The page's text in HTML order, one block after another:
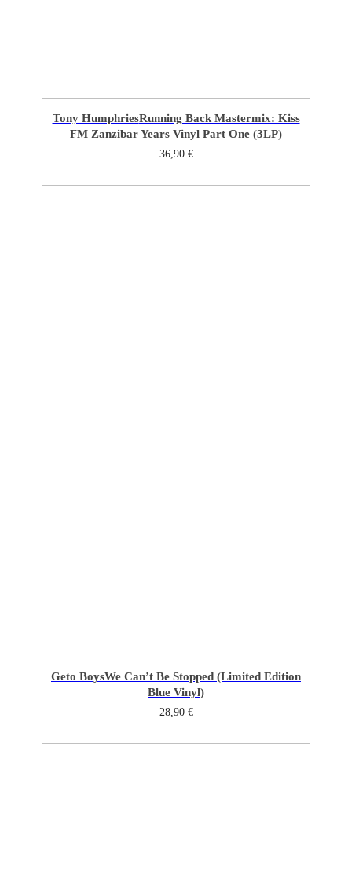
Tony HumphriesRunning Back Mastermix: Kiss
FM Zanzibar Years Vinyl Part One (3LP)
36,90 €
Geto BoysWe Can’t Be Stopped (Limited Edition
Blue Vinyl)
28,90 €